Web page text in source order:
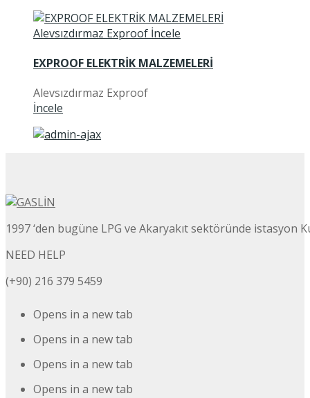
EXPROOF ELEKTRİK MALZEMELERİ
Alevsızdırmaz Exproof
İncele
1997 ‘den bugüne LPG ve Akaryakıt sektöründe istasyon
NEED HELP
(+90) 216 379 5459
Opens in a new tab
Opens in a new tab
Opens in a new tab
Opens in a new tab